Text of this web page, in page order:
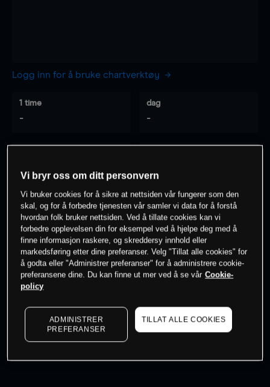
Logg inn for å bruke chartverktøy
1 time
-
dag
-
-
0% av kunder erpå dette instrumentet
Søk om konto
Log in
Vi bryr oss om ditt personvern
Vi bruker cookies for å sikre at nettsiden vår fungerer som den
skal, og for å forbedre tjenesten vår samler vi data for å forstå
hvordan folk bruker nettsiden. Ved å tillate cookies kan vi
forbedre opplevelsen din for eksempel ved å hjelpe deg med å
finne informasjon raskere, og skreddersy innhold eller
markedsføring etter dine preferanser. Velg "Tillat alle cookies" for
å godta eller "Administrer preferanser" for å administrere cookie-
preferansene dine. Du kan finne ut mer ved å se vår Cookie-
policy
ADMINISTRER
PREFERANSER
TILLAT ALLE COOKIES